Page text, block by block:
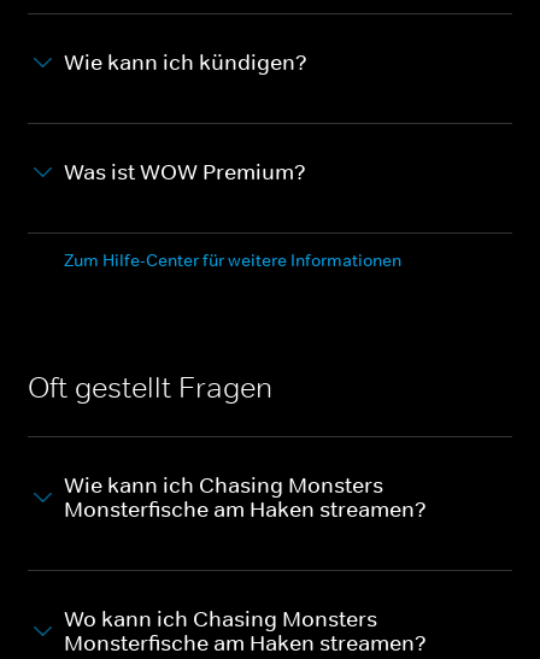
Wie kann ich kündigen?
Was ist WOW Premium?
Zum Hilfe-Center für weitere Informationen
Oft gestellt Fragen
Wie kann ich Chasing Monsters -
Monsterfische am Haken streamen?
Wo kann ich Chasing Monsters -
Monsterfische am Haken streamen?